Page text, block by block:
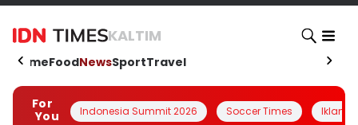
KALTIM
HomeFoodNewsSportTravel
For
You
Indonesia Summit 2026 Soccer Times Iklanin